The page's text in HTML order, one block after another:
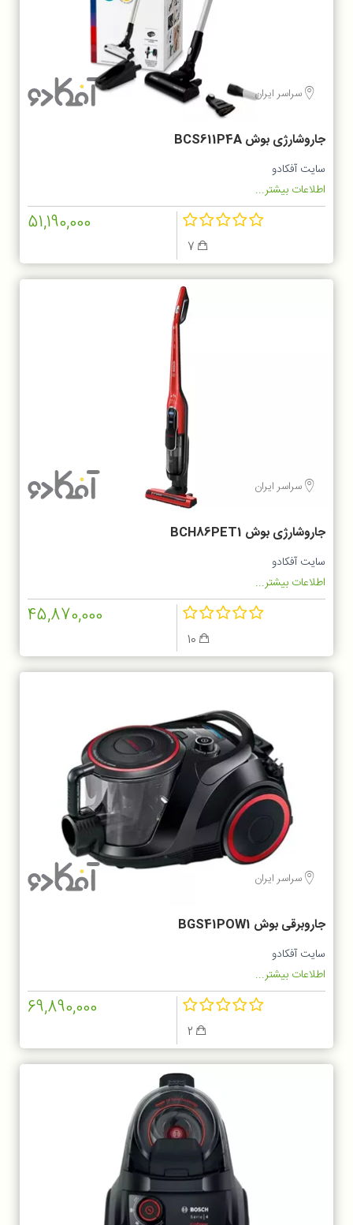
سراسر ایران
جاروشارژی بوش BCS611P4A
سایت آفکادو
اطلاعات بیشتر...
7
51,190,000
سراسر ایران
جاروشارژی بوش BCH86PET1
سایت آفکادو
اطلاعات بیشتر...
10
45,870,000
سراسر ایران
جاروبرقی بوش BGS41POW1
سایت آفکادو
اطلاعات بیشتر...
2
69,890,000